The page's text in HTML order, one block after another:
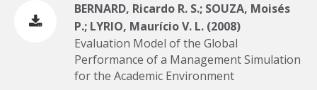
BERNARD, Ricardo R. S.; SOUZA, Moisés
P.; LYRIO, Maurício V. L. (2008)
Evaluation Model of the Global
Performance of a Management Simulation
for the Academic Environment